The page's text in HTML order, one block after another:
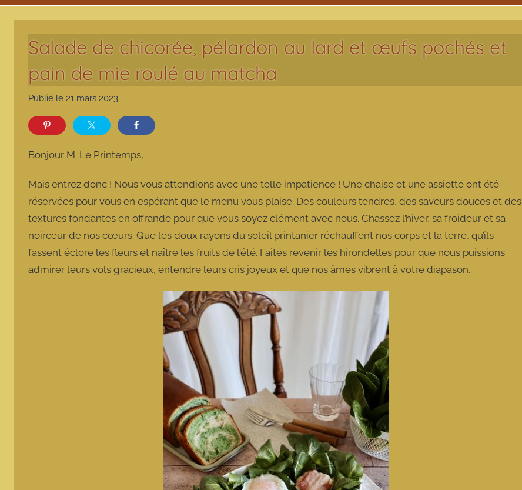
Salade de chicorée, pélardon au lard et œufs pochés et
pain de mie roulé au matcha
Publié le 21 mars 2023
r
a
m
o
t
t
e
Bonjour M. Le Printemps,
Mais entrez donc ! Nous vous attendions avec une telle impatience ! Une chaise et une assiette ont été
réservées pour vous en espérant que le menu vous plaise. Des couleurs tendres, des saveurs douces et des
textures fondantes en offrande pour que vous soyez clément avec nous. Chassez l’hiver, sa froideur et sa
noirceur de nos cœurs. Que les doux rayons du soleil printanier réchauffent nos corps et la terre, qu’ils
fassent éclore les fleurs et naître les fruits de l’été. Faites revenir les hirondelles pour que nous puissions
admirer leurs vols gracieux, entendre leurs cris joyeux et que nos âmes vibrent à votre diapason.